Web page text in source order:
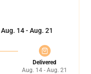
Aug. 14 - Aug. 21
Delivered
Aug. 14 - Aug. 21